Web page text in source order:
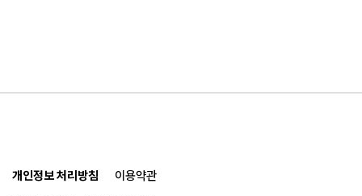
개인정보 처리방침 이용약관